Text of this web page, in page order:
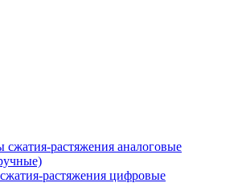
растяжения аналоговые
растяжения цифровые